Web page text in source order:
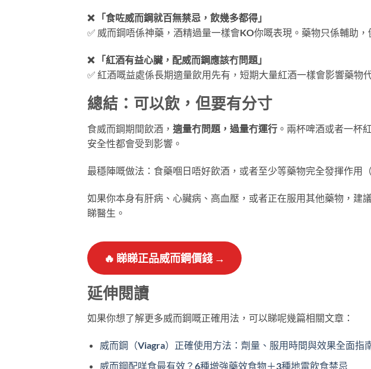
❌ 「食咗威而鋼就百無禁忌，飲幾多都得」
✅ 威而鋼唔係神藥，酒精過量一樣會KO你嘅表現。藥物只係輔助，
❌ 「紅酒有益心臟，配威而鋼應該冇問題」
✅ 紅酒嘅益處係長期適量飲用先有，短期大量紅酒一樣會影響藥物
總結：可以飲，但要有分寸
食威而鋼期間飲酒， 適量冇問題，過量冇運行 。兩杯啤酒或者一杯
安全性都會受到影響。
最穩陣嘅做法：食藥嗰日唔好飲酒，或者至少等藥物完全發揮作用
如果你本身有肝病、心臟病、高血壓，或者正在服用其他藥物，建
睇醫生。
🔥 睇睇正品威而鋼價錢 →
延伸閱讀
如果你想了解更多威而鋼嘅正確用法，可以睇呢幾篇相關文章：
威而鋼（Viagra）正確使用方法：劑量、服用時間與效果全面指
威而鋼配咩食最有效？6種增強藥效食物＋3種地雷飲食禁忌